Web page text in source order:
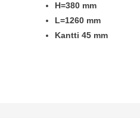
H=380 mm
L=1260 mm
Kantti 45 mm